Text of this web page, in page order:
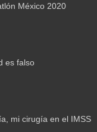
México 2020
es falso
mi cirugía en el IMSS